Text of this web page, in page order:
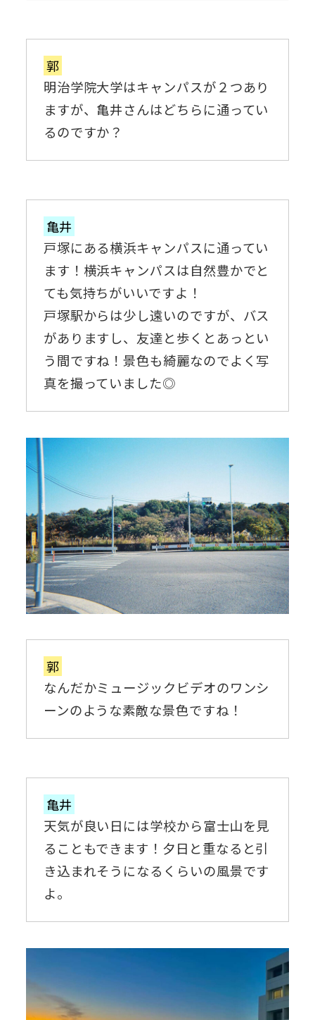
郭
明治学院大学はキャンパスが２つあり
ますが、亀井さんはどちらに通ってい
るのですか？
亀井
戸塚にある横浜キャンパスに通ってい
ます！横浜キャンパスは自然豊かでと
ても気持ちがいいですよ！
戸塚駅からは少し遠いのですが、バス
がありますし、友達と歩くとあっとい
う間ですね！景色も綺麗なのでよく写
真を撮っていました◎
郭
なんだかミュージックビデオのワンシ
ーンのような素敵な景色ですね！
亀井
天気が良い日には学校から富士山を見
ることもできます！夕日と重なると引
き込まれそうになるくらいの風景です
よ。